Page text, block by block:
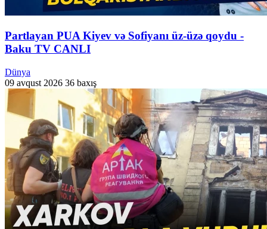
Partlayan PUA Kiyev və Sofiyanı üz-üzə qoydu -
Baku TV CANLI
Dünya
09 avqust 2026 36 baxış